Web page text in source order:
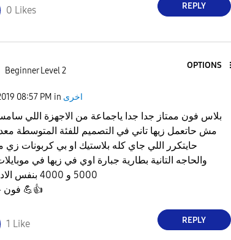
0 Likes REPLY
Beginner Level 2
OPTIONS
08:57 PM in اخرى
مش حاتعمل زيها تاني في التصميم للفئة المتوسطة
حايتكرر اللي جاي كله بلاستيك او بي كربونات زي
والحاجه التانية بطارية جبارة اوي في زيها في
5000 و 4000 بنفس الاداء والله
💪👍
1 Like REPLY